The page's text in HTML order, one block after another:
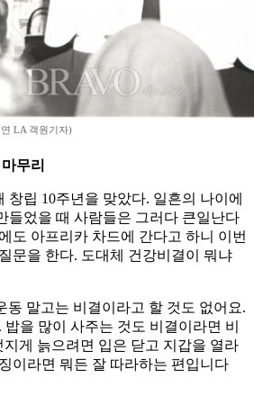
LA 객원기자)
무리
창립 10주년을 맞았다. 일흔의 나이에
들었을 때 사람들은 그러다 큰일난다
도 아프리카 차드에 간다고 하니 이번
문을 한다. 도대체 건강비결이 뭐냐
동 말고는 비결이라고 할 것도 없어요.
을 많이 사주는 것도 비결이라면 비
지게 늙으려면 입은 닫고 지갑을 열라
이라면 뭐든 잘 따라하는 편입니다